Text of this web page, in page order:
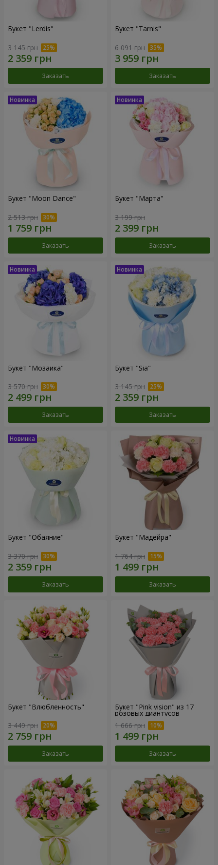
Букет "Lerdis"
3 145 грн
Заказать
Букет "Tarnis"
6 091 грн
Заказать
Букет "Moon Dance"
2 513 грн
Заказать
Букет "Марта"
3 199 грн
Заказать
Букет "Мозаика"
3 570 грн
Заказать
Букет "Sia"
3 145 грн
Заказать
Букет "Обаяние"
3 370 грн
Заказать
Букет "Мадейра"
1 764 грн
Заказать
Букет "Влюбленность"
3 449 грн
Заказать
Букет "Pink vision" из 17
розовых диантусов
1 666 грн
Заказать